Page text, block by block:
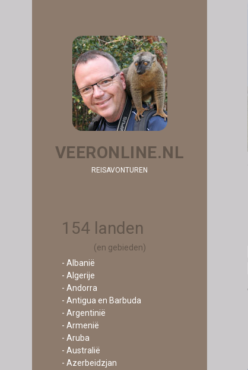
VEERONLINE.NL
REISAVONTUREN
154 landen
(en gebieden)
- Albanië
- Algerije
- Andorra
- Antigua en Barbuda
- Argentinië
- Armenië
- Aruba
- Australië
- Azerbeidzjan